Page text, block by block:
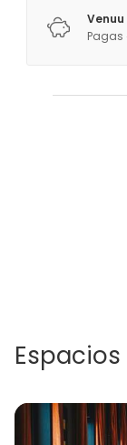
Pagas